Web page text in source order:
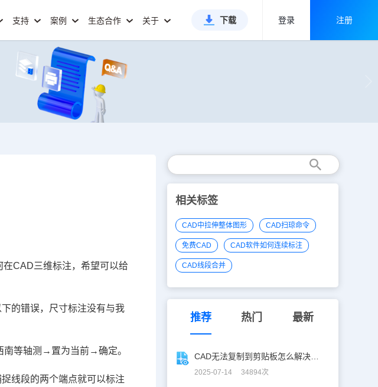
支持 案例 生态合作 关于 下载 登录 注册
CAD三维标注，希望可以给
的错误，尺寸标注没有与我
南等轴测→置为当前→确定。
线段的两个端点就可以标注
相关标签
CAD中拉伸整体图形 CAD扫琼命令
免费CAD CAD软件如何连续标注
CAD线段合并
推荐 热门 最新
2025-07-14 34894次